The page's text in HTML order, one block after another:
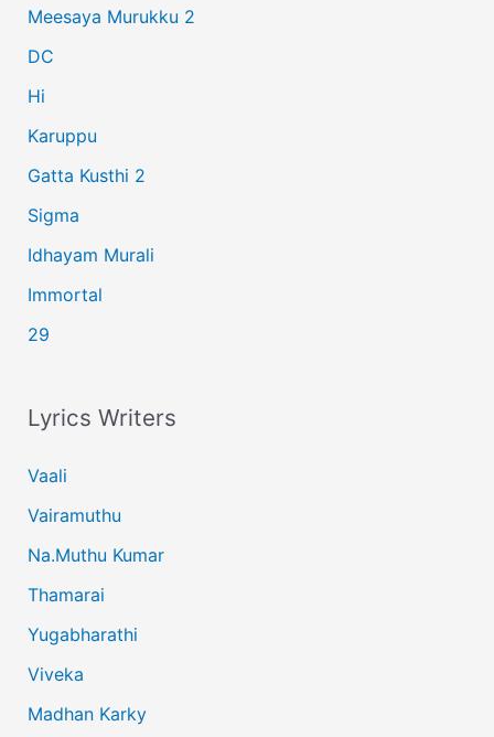
o
r
:
Meesaya Murukku 2
DC
Hi
Karuppu
Gatta Kusthi 2
Sigma
Idhayam Murali
Immortal
29
Lyrics Writers
Vaali
Vairamuthu
Na.Muthu Kumar
Thamarai
Yugabharathi
Viveka
Madhan Karky